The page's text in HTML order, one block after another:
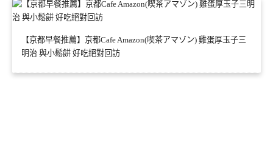
【京都早餐推薦】京都Cafe Amazon(喫茶アマゾン) 雞蛋厚玉子三
明治 與小鬆餅 好吃絕對回訪